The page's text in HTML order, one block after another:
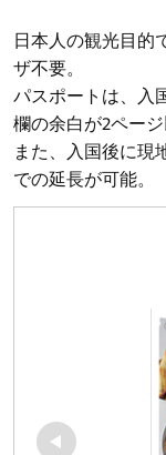
日本人の観光目的
ザ不要。
パスポートは、入
欄の余白が2ページ
また、入国後に現
での延長が可能。